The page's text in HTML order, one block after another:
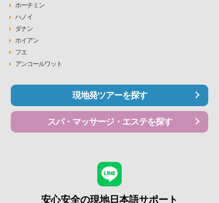
ホーチミン
ハノイ
ダナン
ホイアン
フエ
アンコールワット
現地発ツアーを探す
スパ・マッサージ・エステを探す
安心安全の現地日本語サポート